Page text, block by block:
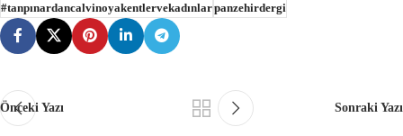
#tanpınardancalvinoyakentlervekadınlarpanzehirdergi
Önceki Yazı Sonraki Yazı